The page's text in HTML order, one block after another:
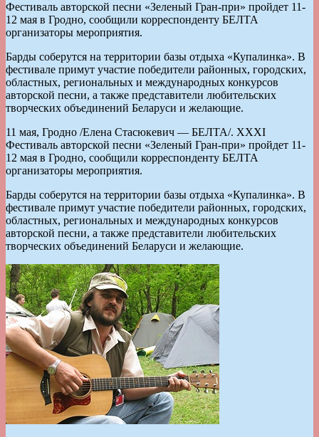
Фестиваль авторской песни «Зеленый Гран-при» пройдет 11-
12 мая в Гродно, сообщили корреспонденту БЕЛТА
организаторы мероприятия.
Барды соберутся на территории базы отдыха «Купалинка». В
фестивале примут участие победители районных, городских,
областных, региональных и международных конкурсов
авторской песни, а также представители любительских
творческих объединений Беларуси и желающие.
11 мая, Гродно /Елена Стасюкевич — БЕЛТА/. XXXI
Фестиваль авторской песни «Зеленый Гран-при» пройдет 11-
12 мая в Гродно, сообщили корреспонденту БЕЛТА
организаторы мероприятия.
Барды соберутся на территории базы отдыха «Купалинка». В
фестивале примут участие победители районных, городских,
областных, региональных и международных конкурсов
авторской песни, а также представители любительских
творческих объединений Беларуси и желающие.